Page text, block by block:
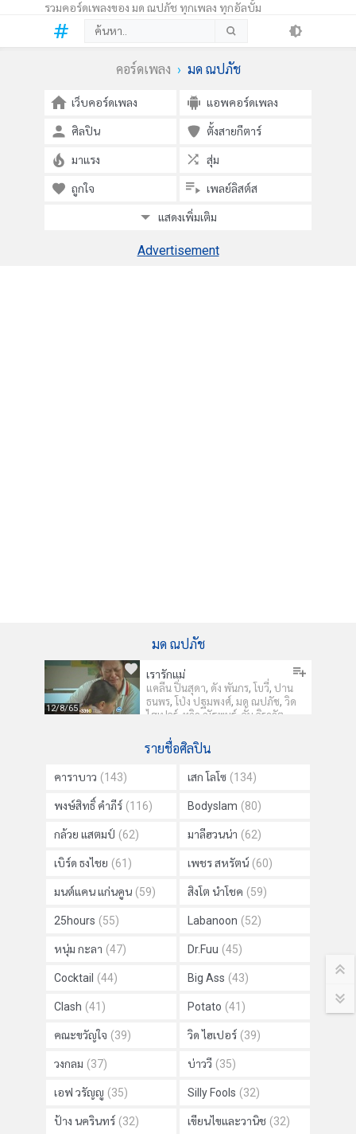
รวมคอร์ดเพลงของ มด ณปภัช ทุกเพลง ทุกอัลบั้ม
คอร์ดเพลง มด ณปภัช
เว็บคอร์ดเพลง แอพคอร์ดเพลง
ศิลปิน ตั้งสายกีตาร์
มาแรง สุ่ม
ถูกใจ เพลย์ลิสต์ส
แสดงเพิ่มเติม
Advertisement
มด ณปภัช
เรารักแม่
แคลีน ปิ่นสุดา, ดัง พันกร, โบวี่, ปาน
ธนพร, โป่ง ปฐมพงศ์, มด ณปภัช, วิด
ไฮเปอร์ หวิว ณัฐพนธ์ อั้ม อิราวัต
12/8/65
รายชื่อศิลปิน
คาราบาว (143) เสก โลโซ (134)
พงษ์สิทธิ์ คำภีร์ (116) Bodyslam (80)
กล้วย แสตมป์ (62) มาลีฮวนน่า (62)
เบิร์ด ธงไชย (61) เพชร สหรัตน์ (60)
มนต์แคน แก่นคูน (59) สิงโต นำโชค (59)
25hours (55) Labanoon (52)
หนุ่ม กะลา (47) Dr.Fuu (45)
Cocktail (44) Big Ass (43)
Clash (41) Potato (41)
คณะขวัญใจ (39) วิด ไฮเปอร์ (39)
วงกลม (37) บ่าววี (35)
เอฟ วรัญญู (35) Silly Fools (32)
ป้าง นครินทร์ (32) เขียนไขและวานิช (32)